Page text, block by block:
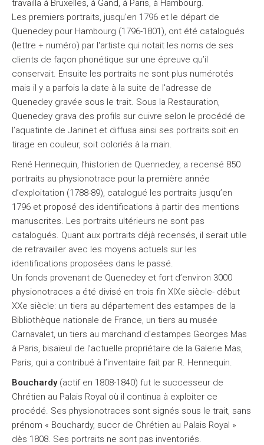
travailla à Bruxelles, à Gand, à Paris, à Hambourg.
Les premiers portraits, jusqu'en 1796 et le départ de
Quenedey pour Hambourg (1796-1801), ont été catalogués
(lettre + numéro) par l'artiste qui notait les noms de ses
clients de façon phonétique sur une épreuve qu’il
conservait. Ensuite les portraits ne sont plus numérotés
mais il y a parfois la date à la suite de l'adresse de
Quenedey gravée sous le trait. Sous la Restauration,
Quenedey grava des profils sur cuivre selon le procédé de
l’aquatinte de Janinet et diffusa ainsi ses portraits soit en
tirage en couleur, soit coloriés à la main.
René Hennequin, l’historien de Quennedey, a recensé 850
portraits au physionotrace pour la première année
d’exploitation (1788-89), catalogué les portraits jusqu’en
1796 et proposé des identifications à partir des mentions
manuscrites. Les portraits ultérieurs ne sont pas
catalogués. Quant aux portraits déjà recensés, il serait utile
de retravailler avec les moyens actuels sur les
identifications proposées dans le passé.
Un fonds provenant de Quenedey et fort d’environ 3000
physionotraces a été divisé en trois fin XIXe siècle- début
XXe siècle: un tiers au département des estampes de la
Bibliothèque nationale de France, un tiers au musée
Carnavalet, un tiers au marchand d'estampes Georges Mas
à Paris, bisaïeul de l’actuelle propriétaire de la Galerie Mas,
Paris, qui a contribué à l’inventaire fait par R. Hennequin.
Bouchardy(actif en 1808-1840) fut le successeur de
Chrétien au Palais Royal où il continua à exploiter ce
procédé. Ses physionotraces sont signés sous le trait, sans
prénom « Bouchardy, succr de Chrétien au Palais Royal »
dès 1808. Ses portraits ne sont pas inventoriés.